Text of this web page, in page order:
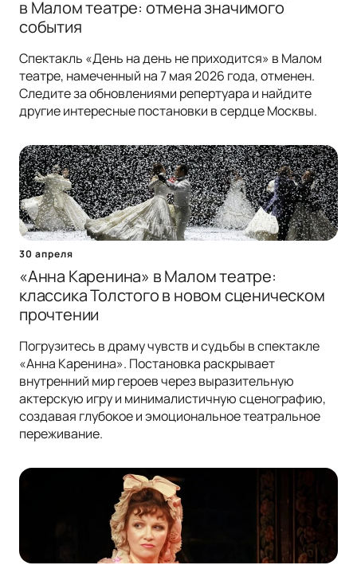
в Малом театре: отмена значимого
события
Спектакль «День на день не приходится» в Малом
театре, намеченный на 7 мая 2026 года, отменен.
Следите за обновлениями репертуара и найдите
другие интересные постановки в сердце Москвы.
30 апреля
«Анна Каренина» в Малом театре:
классика Толстого в новом сценическом
прочтении
Погрузитесь в драму чувств и судьбы в спектакле
«Анна Каренина». Постановка раскрывает
внутренний мир героев через выразительную
актерскую игру и минималистичную сценографию,
создавая глубокое и эмоциональное театральное
переживание.